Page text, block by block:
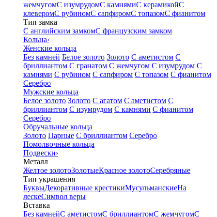
жемчугомС изумрудомС камнямиС керамикойС
клеверомС рубиномС сапфиромС топазомС фианитом
Тип замка
С английским замкомС французским замком
Кольца›
Женские кольца
Без камней Белое золото Золото С аметистом С
бриллиантом С гранатом С жемчугом С изумрудом С
камнями С рубином С сапфиром С топазом С фианитом
Серебро
Мужские кольца
Белое золото Золото С агатом С аметистом С
бриллиантом С изумрудом С камнями С фианитом
Серебро
Обручальные кольца
Золото Парные С бриллиантом Серебро
Помолвочные кольца
Подвески›
Металл
Желтое золотоЗолотыеКрасное золотоСеребряные
Тип украшения
БуквыДекоративные крестикиМусульманскиеНа
лескеСимвол веры
Вставка
Без камнейС аметистомС бриллиантомС жемчугомС